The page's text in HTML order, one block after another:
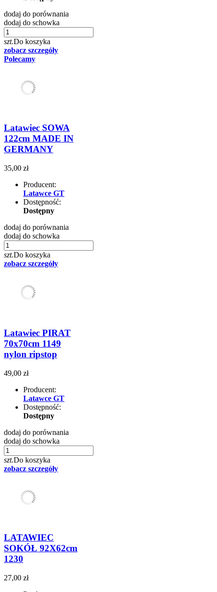
dodaj do porównania
dodaj do schowka
szt.Do koszyka
zobacz szczegóły
Polecamy
Latawiec SOWA
122cm MADE IN
GERMANY
35,00 zł
Producent:
Latawce GT
Dostępność:
Dostępny
dodaj do porównania
dodaj do schowka
szt.Do koszyka
zobacz szczegóły
Latawiec PIRAT
70x70cm 1149
nylon ripstop
49,00 zł
Producent:
Latawce GT
Dostępność:
Dostępny
dodaj do porównania
dodaj do schowka
szt.Do koszyka
zobacz szczegóły
LATAWIEC
SOKÓŁ 92X62cm
1230
27,00 zł